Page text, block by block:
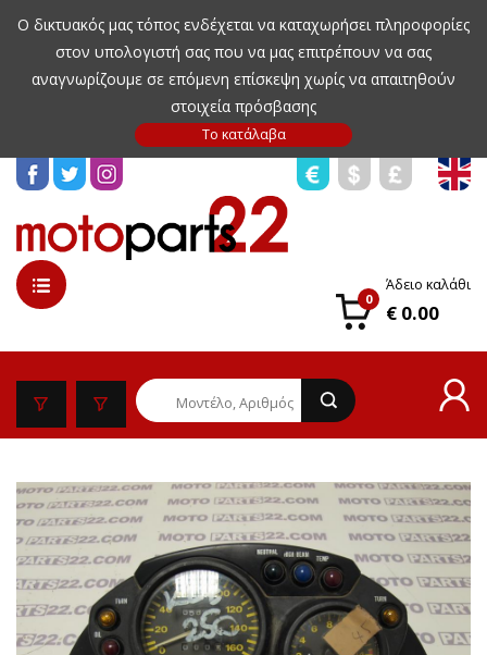
Ο δικτυακός μας τόπος ενδέχεται να καταχωρήσει πληροφορίες
στον υπολογιστή σας που να μας επιτρέπουν να σας
αναγνωρίζουμε σε επόμενη επίσκεψη χωρίς να απαιτηθούν
στοιχεία πρόσβασης
0
Άδειο καλάθι
€ 0.00